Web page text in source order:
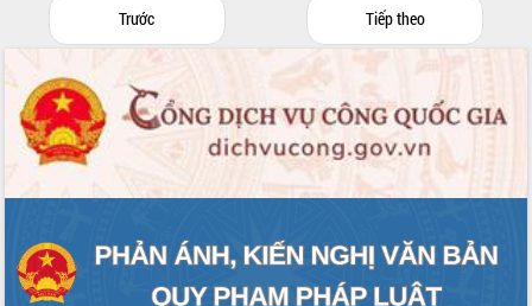
Trước Tiếp theo